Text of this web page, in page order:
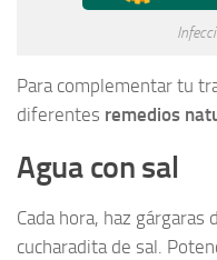
Para complementar tu
diferentes remedios
Agua con sal
Cada hora, haz gárgaras
cucharadita de sal.